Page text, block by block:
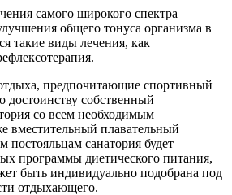
самого широкого спектра
общего тонуса организма в
такие виды лечения, как
предпочитающие спортивный
достоинству собственный
со всем необходимым
вместительный плавательный
постояльцам санатория будет
программы диетического питания,
быть индивидуально подобрана под
отдыхающего.